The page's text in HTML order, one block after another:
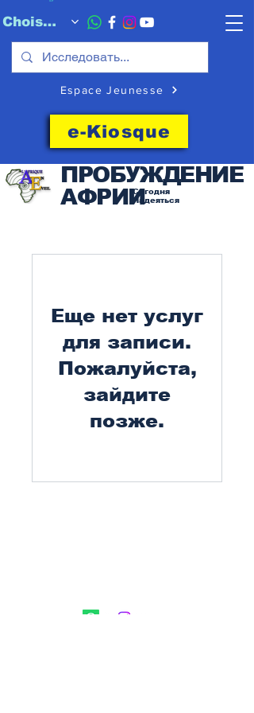
Choisissez quand l'envoyer
Espace Jeunesse
e-Kiosque
ПРОБУЖДЕНИЕ
АФРИИСегодня
Надеяться
Еще нет услуг
для записи.
Пожалуйста,
зайдите
позже.